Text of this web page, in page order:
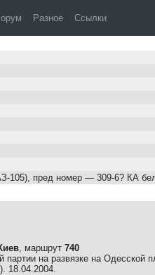
Разное Ссылки
105), пред номер — 309-6? КА
, маршрут 740
партии на развязке на
18.04.2004.